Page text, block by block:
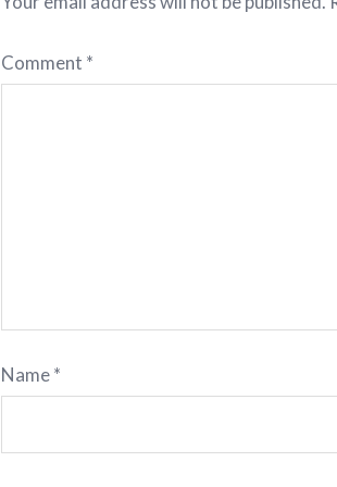
Comment *
Name*